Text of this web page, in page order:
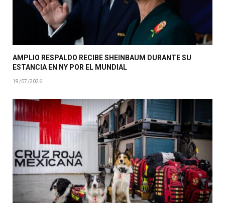
AMPLIO RESPALDO RECIBE SHEINBAUM DURANTE SU
ESTANCIA EN NY POR EL MUNDIAL
19/07/2026